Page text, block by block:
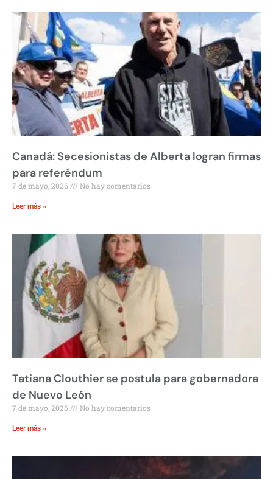
Canadá: Secesionistas de Alberta logran firmas
para referéndum
7 de mayo, 2026 No hay comentarios
Leer más »
Tatiana Clouthier se postula para gobernadora
de Nuevo León
7 de mayo, 2026 No hay comentarios
Leer más »